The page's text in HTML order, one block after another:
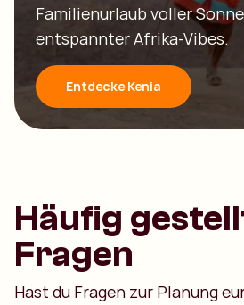
Familienurlaub voller
entspannter Afrika-Vibes.
Entdecke Kenia
Häufig
Fragen
Hast du Fragen zur Planung